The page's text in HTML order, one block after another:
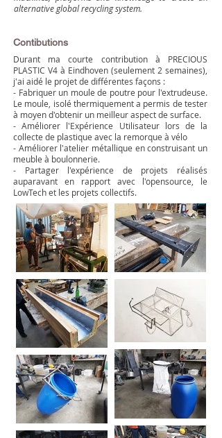
alternative global recycling system.
Contibutions
Durant ma courte contribution à PRECIOUS
PLASTIC V4 à Eindhoven (seulement 2 semaines),
j'ai aidé le projet de différentes façons :
- Fabriquer un moule de poutre pour l'extrudeuse.
Le moule, isolé thermiquement a permis de tester
à moyen d'obtenir un meilleur aspect de surface.
- Améliorer l'Expérience Utilisateur lors de la
collecte de plastique avec la remorque à vélo
- Améliorer l'atelier métallique en construisant un
meuble à boulonnerie.
- Partager l'expérience de projets réalisés
auparavant en rapport avec l'opensource, le
LowTech et les projets collectifs.